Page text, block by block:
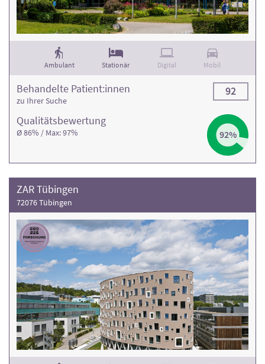
Ambulant Stationär Digital Mobil
Qualitäts­bewertung
Ø 86% / Max: 97% 92%
Behandelte Patient:innen
zu Ihrer Suche
92
ZAR Tübingen
72076 Tübingen